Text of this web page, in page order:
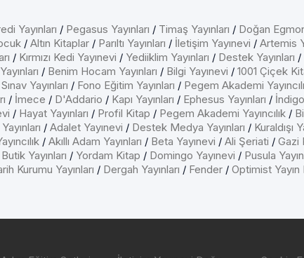
Yayınları / Pegasus Yayınları / Timaş Yayınları / Doğan
/ Altın Kitaplar / Parıltı Yayınları / İletişim Yayınevi / Artemis
/ Kırmızı Kedi Yayınevi / Yediiklim Yayınları / Destek Yayınları /
/ Benim Hocam Yayınları / Bilgi Yayınevi / 1001 Çiçek
Sınav Yayınları / Fono Eğitim Yayınları / Pegem Akademi
/ İmece / D'Addario / Kapı Yayınları / Ephesus Yayınları /
/ Hayat Yayınları / Profil Kitap / Pegem Akademi Yayıncılık /
/ Adalet Yayınevi / Destek Medya Yayınları / Kuraldışı
/ Akıllı Adam Yayınları / Beta Yayınevi / Ali Şeriati / Gazi
Butik Yayınları / Yordam Kitap / Domingo Yayınevi / Pusula
Kurumu Yayınları / Dergah Yayınları / Fender / Optimist Yayın